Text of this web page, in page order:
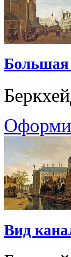
Большая
Вид